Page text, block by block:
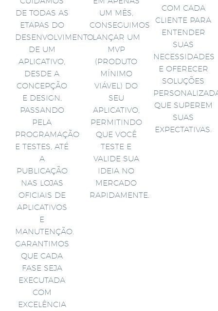
DE TODAS AS
ETAPAS DO
DESENVOLVIMENTO
DE UM
APLICATIVO,
DESDE A
CONCEPÇÃO
E DESIGN,
PASSANDO
PELA
PROGRAMAÇÃO
E TESTES, ATÉ
A
PUBLICAÇÃO
NAS LOJAS
OFICIAIS DE
APLICATIVOS
E
MANUTENÇÃO.
GARANTIMOS
QUE CADA
FASE SEJA
EXECUTADA
COM
EXCELÊNCIA
UM MÊS,
CONSEGUIMOS
LANÇAR UM
MVP
(PRODUTO
MÍNIMO
VIÁVEL) DO
SEU
APLICATIVO,
PERMITINDO
QUE VOCÊ
TESTE E
VALIDE SUA
IDEIA NO
MERCADO
RAPIDAMENTE.
COM CADA
CLIENTE PARA
ENTENDER
SUAS
NECESSIDADES
E OFERECER
SOLUÇÕES
QUE SUPEREM
SUAS
EXPECTATIVAS.